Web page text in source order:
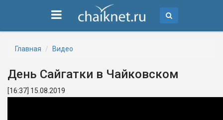
Главная Видео
День Сайгатки в Чайковском
[16:37] 15.08.2019